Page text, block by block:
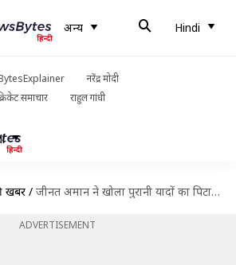
अन्य Hindi
नरेंद्र मोदी
समाचार राहुल गांधी
खबरें / जीनत अमान ने खोला पुरानी यादों का पिटारा, डिंपल कपाड़िया के साथ साझा की तस्वीर
ADVERTISEMENT